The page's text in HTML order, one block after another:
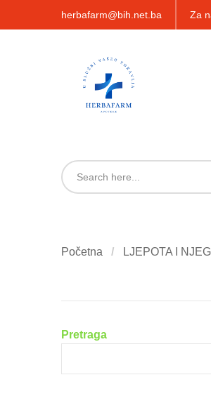
herbafarm@bih.net.ba Za
Početna LJEPOTA I
Pretraga